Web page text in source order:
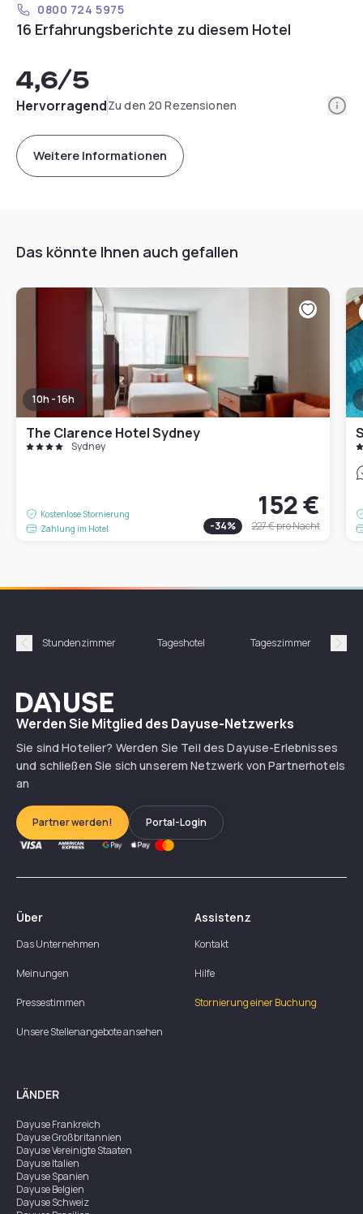
0800 724 5975
16 Erfahrungsberichte zu diesem Hotel
4,6/5
HervorragendZu den 20 Rezensionen
Weitere Informationen
Das könnte Ihnen auch gefallen
10h - 16h
The Clarence Hotel Sydney
Sydney
Kostenlose Stornierung
Zahlung im Hotel
152 €
-34% 227 €pro Nacht
Précédent
Stundenzimmer Tageshotel Tageszimmer
Dayuse
Werden Sie Mitglied des Dayuse-Netzwerks
Sie sind Hotelier? Werden Sie Teil des Dayuse-Erlebnisses
und schließen Sie sich unserem Netzwerk von Partnerhotels
an
Partner werden! Portal-Login
Über
Das Unternehmen
Meinungen
Pressestimmen
Unsere Stellenangebote ansehen
Assistenz
Kontakt
Hilfe
Stornierung einer Buchung
LÄNDER
DayuseFrankreich
DayuseGroßbritannien
DayuseVereinigte Staaten
DayuseItalien
DayuseSpanien
DayuseBelgien
DayuseSchweiz